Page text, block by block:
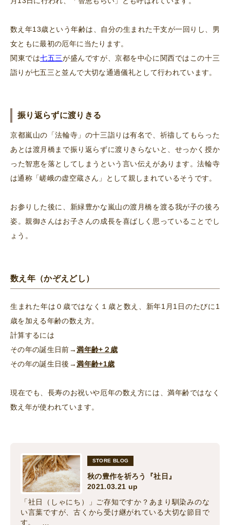
数え年13歳という年齢は、自分の生まれた干支が一回りし、男
女ともに最初の厄年に当たります。
関東では七五三が盛んですが、京都を中心に関西ではこの十三
詣りが七五三と並んで大切な通過儀礼として行われています。
振り返らずに渡りきる
京都嵐山の「法輪寺」の十三詣りは有名で、祈禱してもらった
あとは渡月橋まで振り返らずに渡りきらないと、せっかく授か
った智恵を落としてしまうという言い伝えがあります。法輪寺
は通称「嵯峨の虚空蔵さん」として親しまれているそうです。
お参りした後に、新緑豊かな嵐山の渡月橋を渡る我が子の後ろ
姿。親御さんはお子さんの成長を喜ばしく思っていることでし
ょう。
数え年（かぞえどし）
生まれた年は０歳ではなく１歳と数え、新年1月1日のたびに1
歳を加える年齢の数え方。
計算するには
その年の誕生日前→満年齢+２歳
その年の誕生日後→満年齢+1歳
現在でも、長寿のお祝いや厄年の数え方には、満年齢ではなく
数え年が使われています。
STORE BLOG
秋の豊作を祈ろう『社日』
2021.03.21 up
「社日（しゃにち）」ご存知ですか？あまり馴染みのな
い言葉ですが、古くから受け継がれている大切な節目で
す。 …